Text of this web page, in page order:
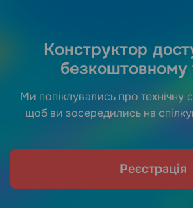
Конструктор
безкоштовному
Ми попіклувались про технічну
щоб ви зосередились на
Реєстрація